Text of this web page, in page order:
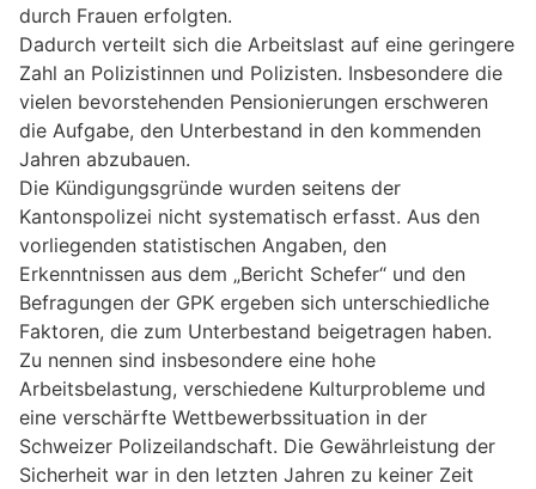
durch Frauen erfolgten.
Dadurch verteilt sich die Arbeitslast auf eine geringere
Zahl an Polizistinnen und Polizisten. Insbesondere die
vielen bevorstehenden Pensionierungen erschweren
die Aufgabe, den Unterbestand in den kommenden
Jahren abzubauen.
Die Kündigungsgründe wurden seitens der
Kantonspolizei nicht systematisch erfasst. Aus den
vorliegenden statistischen Angaben, den
Erkenntnissen aus dem „Bericht Schefer“ und den
Befragungen der GPK ergeben sich unterschiedliche
Faktoren, die zum Unterbestand beigetragen haben.
Zu nennen sind insbesondere eine hohe
Arbeitsbelastung, verschiedene Kulturprobleme und
eine verschärfte Wettbewerbssituation in der
Schweizer Polizeilandschaft. Die Gewährleistung der
Sicherheit war in den letzten Jahren zu keiner Zeit